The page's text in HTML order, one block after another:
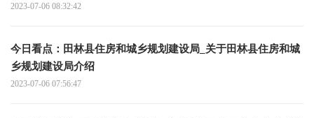
2023-07-06 08:32:42
今日看点：田林县住房和城乡规划建设局_关于田林县住房和城
乡规划建设局介绍
2023-07-06 07:56:47